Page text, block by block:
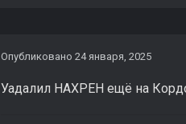
Опубликовано 24 января, 2025
Уадалил НАХРЕН ещё на